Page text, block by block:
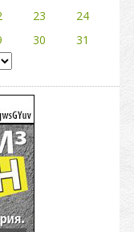
23
24
30 31